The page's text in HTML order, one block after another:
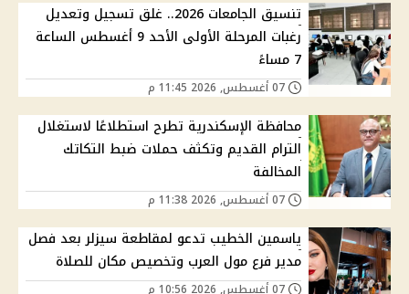
تنسيق الجامعات 2026.. غلق تسجيل وتعديل
رغبات المرحلة الأولى الأحد 9 أغسطس الساعة
7 مساءً
محافظة الإسكندرية تطرح استطلاعًا لاستغلال
الترام القديم وتكثف حملات ضبط التكاتك
المخالفة
ياسمين الخطيب تدعو لمقاطعة سيزلر بعد فصل
مدير فرع مول العرب وتخصيص مكان للصلاة